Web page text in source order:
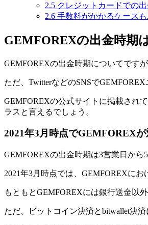
2.5 クレジットカードでの
2.6 手数料がかかるケースも
GEMFOREXの出金時期
GEMFOREXの出金時期についてですが
ただ、TwitterなどのSNSで
GEMFOREXの公式サイトに掲載され
ラスと言えるでしょう。
2021年3月時点でGEMFOREX
GEMFOREXの出金時期は3営業日から
2021年3月時点では、GEMFOREXにお
もともとGEMFOREXには銀行送金以
ただ、ビットコイン決済とbitwallet決